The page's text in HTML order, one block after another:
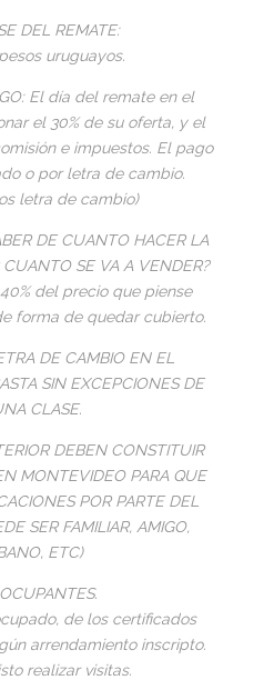
DEL REMATE:
uruguayos.
El día del remate en el
el 30% de su oferta, y el
e impuestos. El pago
o por letra de cambio.
letra de cambio)
DE CUANTO HACER LA
SE VA A VENDER?
del precio que piense
forma de quedar cubierto.
DE CAMBIO EN EL
SIN EXCEPCIONES DE
CLASE.
DEBEN CONSTITUIR
MONTEVIDEO PARA QUE
POR PARTE DEL
SER FAMILIAR, AMIGO,
ETC)
de los certificados
arrendamiento inscripto.
realizar visitas.